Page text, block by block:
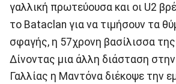
γαλλική πρωτεύουσα και οι U2
το Bataclan για να τιμήσουν τα
σφαγής, η 57χρονη βασίλισσα
Δίνοντας μια άλλη διάσταση
Γαλλίας η Μαντόνα διέκοψε την